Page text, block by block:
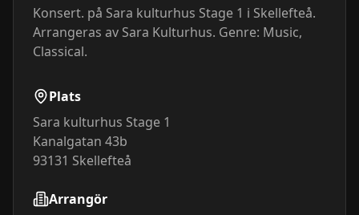
Konsert. på Sara kulturhus Stage 1 i Skellefteå.
Arrangeras av Sara Kulturhus. Genre: Music,
Classical.
Plats
Sara kulturhus Stage 1
Kanalgatan 43b
93131 Skellefteå
Arrangör